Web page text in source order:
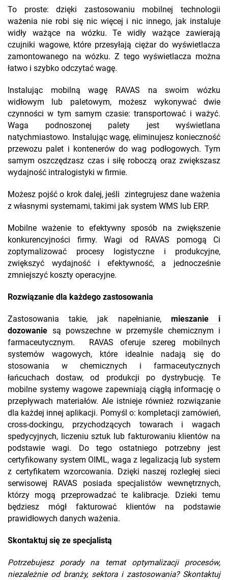
To proste: dzięki zastosowaniu mobilnej technologii
ważenia nie robi się nic więcej i nic innego, jak instaluje
widły ważące na wózku. Te widły ważące zawierają
czujniki wagowe, które przesyłają ciężar do wyświetlacza
zamontowanego na wózku. Z tego wyświetlacza można
łatwo i szybko odczytać wagę.
Instalując mobilną wagę RAVAS na swoim wózku
widłowym lub paletowym, możesz wykonywać dwie
czynności w tym samym czasie: transportować i ważyć.
Waga podnoszonej palety jest wyświetlana
natychmiastowo. Instalując wagę, eliminujesz konieczność
przewozu palet i kontenerów do wag podłogowych. Tym
samym oszczędzasz czas i siłę roboczą oraz zwiększasz
wydajność intralogistyki w firmie.
Możesz pojść o krok dalej, jeśli zintegrujesz dane ważenia
z własnymi systemami, takimi jak system WMS lub ERP.
Mobilne ważenie to efektywny sposób na zwiększenie
konkurencyjności firmy. Wagi od RAVAS pomogą Ci
zoptymalizować procesy logistyczne i produkcyjne,
zwiększyć wydajność i efektywność, a jednocześnie
zmniejszyć koszty operacyjne.
Rozwiązanie dla każdego zastosowania
Zastosowania takie, jak napełnianie, mieszanie i
dozowanie są powszechne w przemyśle chemicznym i
farmaceutycznym. RAVAS oferuje szereg mobilnych
systemów wagowych, które idealnie nadają się do
stosowania w chemicznych i farmaceutycznych
łańcuchach dostaw, od produkcji po dystrybucję. Te
mobilne systemy wagowe zapewniają ciągłą informację o
przepływach materiałów. Ale istnieje również rozwiązanie
dla każdej innej aplikacji. Pomyśl o: kompletacji zamówień,
cross-dockingu, przychodzących towarach i wagach
spedycyjnych, liczeniu sztuk lub fakturowaniu klientów na
podstawie wagi. Do tego ostatniego potrzebny jest
certyfikowany system OIML, waga z legalizacją lub system
z certyfikatem wzorcowania. Dzięki naszej rozległej sieci
serwisowej RAVAS posiada specjalistów wewnętrznych,
którzy mogą przeprowadzać te kalibracje. Dzieki temu
będziesz mógł fakturować klientów na podstawie
prawidłowych danych ważenia.
Skontaktuj się ze specjalistą
Potrzebujesz porady na temat optymalizacji procesów,
niezależnie od branży, sektora i zastosowania? Skontaktuj